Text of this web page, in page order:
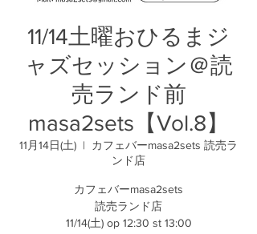
11/14土曜おひるまジ
ャズセッション＠読
売ランド前
masa2sets【Vol.8】
11月14日(土)
  |
カフェバーmasa2sets 読売ラ
ンド店
カフェバーmasa2sets
読売ランド店
11/14(土) op 12:30 st 13:00